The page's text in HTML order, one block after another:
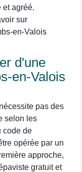
et agréé.
sur
en-Valois
d'une
en-Valois
pas des
selon les
code de
opérée par un
approche,
gratuit et